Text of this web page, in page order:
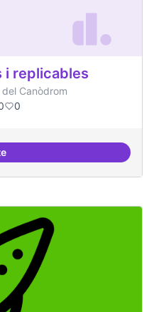
i replicables
Canòdrom
0
finalitzats i